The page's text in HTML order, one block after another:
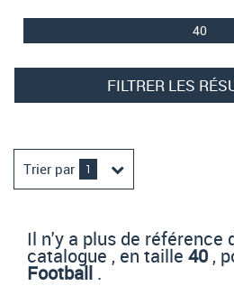
40
FILTRER LES
Trier par 1
Il n'y a plus de référence
catalogue , en taille 40 ,
Football .